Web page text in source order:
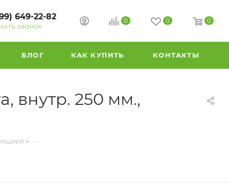
649-22-82
ЗВОНОК
0 0 0
БЛОГ КАК КУПИТЬ КОНТАКТЫ
внутр. 250 мм.,
—